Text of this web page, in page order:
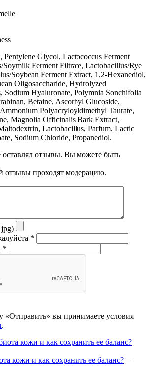
Glycol, Lactococcus Ferment
Soymilk Ferment Filtrate, Lactobacillus/Rye
Soybean Ferment Extract, 1,2-Hexanediol,
Oligosaccharide, Hydrolyzed
Sodium Hyaluronate, Polymnia Sonchifolia
Betaine, Ascorbyl Glucoside,
Polyacryloyldimethyl Taurate,
Magnolia Officinalis Bark Extract,
Lactobacillus, Parfum, Lactic
Sodium Chloride, Propanediol.
оставлял отзывы. Вы можете быть
отзывы проходят модерацию.
jpg)
*
*
«Отправить» вы принимаете условия
.
кожи и как сохранить ее баланс? —